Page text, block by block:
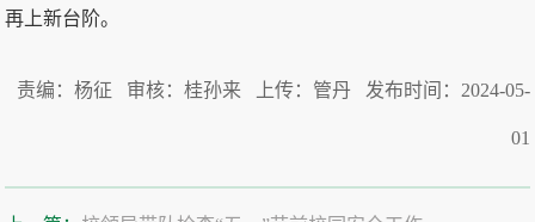
再上新台阶。
责编：杨征 审核：桂孙来 上传：管丹 发布时间：2024-05-
01